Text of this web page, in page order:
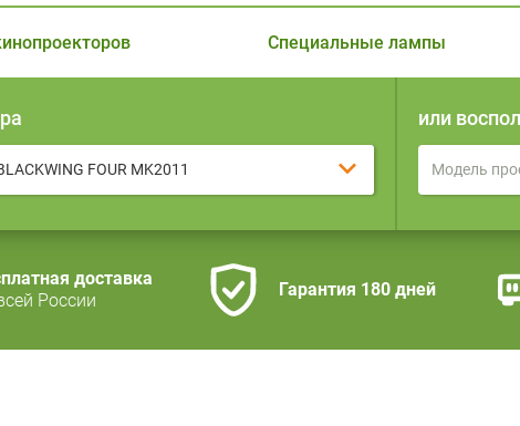
Специальные лампы
FOUR MK2011
или
доставка
России
Гарантия 180 дней